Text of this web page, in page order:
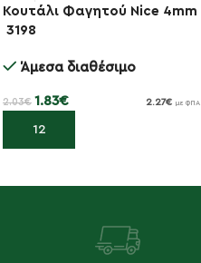
-10%
Κουτάλι Φαγητού Nice 4mm
3198
Άμεσα διαθέσιμο
2.03€ 1.83€ 2.27€ με ΦΠΑ
Προσθήκη στο καλάθι